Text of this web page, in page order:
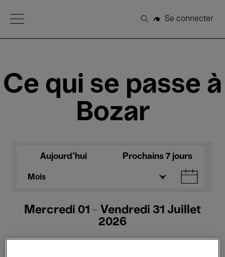
Open Menu
Rechercher
Se connecter
Ce qui se passe à
Bozar
Aujourd'hui Prochains 7 jours
Mois
Mercredi 01 - Vendredi 31 Juillet
2026